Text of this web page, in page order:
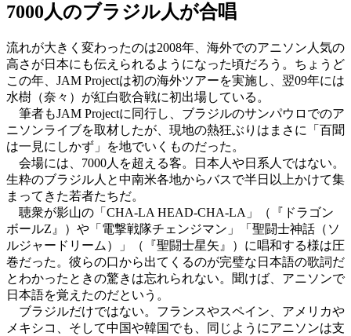
7000人のブラジル人が合唱
流れが大きく変わったのは2008年、海外でのアニソン人気の
高さが日本にも伝えられるようになった頃だろう。ちょうど
この年、JAM Projectは初の海外ツアーを実施し、翌09年には
水樹（奈々）が紅白歌合戦に初出場している。
筆者もJAM Projectに同行し、ブラジルのサンパウロでのア
ニソンライブを取材したが、現地の熱狂ぶりはまさに「百聞
は一見にしかず」を地でいくものだった。
会場には、7000人を超える客。日本人や日系人ではない。
生粋のブラジル人と中南米各地からバスで半日以上かけて集
まってきた若者たちだ。
聴衆が影山の「CHA-LA HEAD-CHA-LA」（『ドラゴン
ボールZ』）や「電撃戦隊チェンジマン」「聖闘士神話（ソ
ルジャードリーム）」（『聖闘士星矢』）に唱和する様は圧
巻だった。彼らの口から出てくるのが完璧な日本語の歌詞だ
とわかったときの驚きは忘れられない。聞けば、アニソンで
日本語を覚えたのだという。
ブラジルだけではない。フランスやスペイン、アメリカや
メキシコ、そして中国や韓国でも、同じようにアニソンは支